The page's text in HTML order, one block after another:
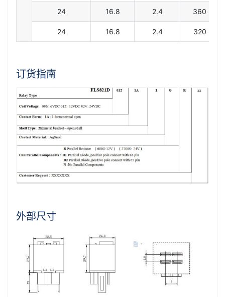
24 16.8 2.4 360
24 16.8 2.4 320
订货指南
外部尺寸